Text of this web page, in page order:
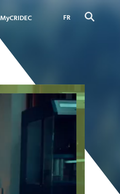
MyCRIDEC
FR